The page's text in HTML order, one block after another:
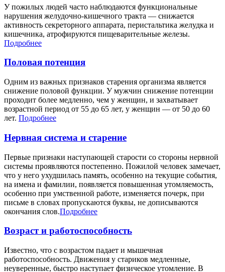
У пожилых людей часто наблюдаются функциональные
нарушения желудочно-кишечного тракта — снижается
активность секреторного аппарата, перистальтика желудка и
кишечника, атрофируются пищеварительные железы.
Подробнее
Половая потенция
Одним из важных признаков старения организма является
снижение половой функции. У мужчин снижение потенции
проходит более медленно, чем у женщин, и захватывает
возрастной период от 55 до 65 лет, у женщин — от 50 до 60
лет. Подробнее
Нервная система и старение
Первые признаки наступающей старости со стороны нервной
системы проявляются постепенно. Пожилой человек замечает,
что у него ухудшилась память, особенно на текущие события,
на имена и фамилии, появляется повышенная утомляемость,
особенно при умственной работе, изменяется почерк, при
письме в словах пропускаются буквы, не дописываются
окончания слов.Подробнее
Возраст и работоспособность
Известно, что с возрастом падает и мышечная
работоспособность. Движения у стариков медленные,
неуверенные, быстро наступает физическое утомление. В